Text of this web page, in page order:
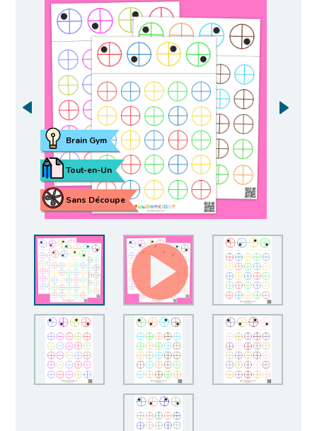
Sans Découpe
Tout-en-Un
Brain Gym